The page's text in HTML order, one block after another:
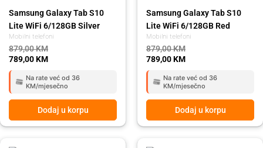
Mobilni telefoni
Samsung Galaxy Tab S10
Lite WiFi 6/128GB Silver
879,00KM
789,00KM
Na rate već od 36
KM/mjesečno
Dodaj u korpu
Mobilni telefoni
Samsung Galaxy Tab S10
Lite WiFi 6/128GB Red
879,00KM
789,00KM
Na rate već od 36
KM/mjesečno
Dodaj u korpu